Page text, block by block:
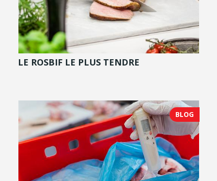
LE ROSBIF LE PLUS TENDRE
BLOG